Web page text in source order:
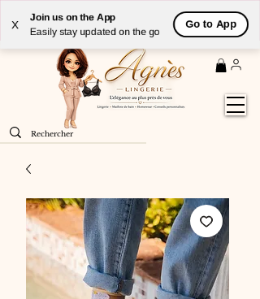
X
Join us on the App
Easily stay updated on the go
Go to App
Livraison GRATUITE(à partir de 59€) à domicile par
Colissimo en France métropolitaine